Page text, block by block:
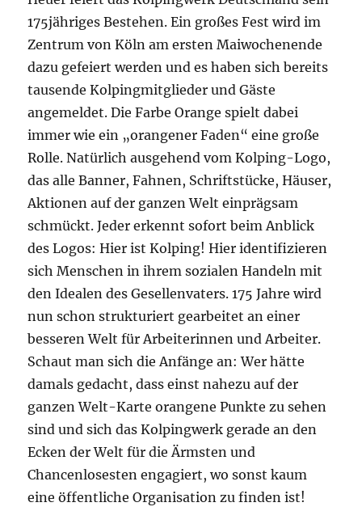
175jähriges Bestehen. Ein großes Fest wird im
Zentrum von Köln am ersten Maiwochenende
dazu gefeiert werden und es haben sich bereits
tausende Kolpingmitglieder und Gäste
angemeldet. Die Farbe Orange spielt dabei
immer wie ein „orangener Faden“ eine große
Rolle. Natürlich ausgehend vom Kolping-Logo,
das alle Banner, Fahnen, Schriftstücke, Häuser,
Aktionen auf der ganzen Welt einprägsam
schmückt. Jeder erkennt sofort beim Anblick
des Logos: Hier ist Kolping! Hier identifizieren
sich Menschen in ihrem sozialen Handeln mit
den Idealen des Gesellenvaters. 175 Jahre wird
nun schon strukturiert gearbeitet an einer
besseren Welt für Arbeiterinnen und Arbeiter.
Schaut man sich die Anfänge an: Wer hätte
damals gedacht, dass einst nahezu auf der
ganzen Welt-Karte orangene Punkte zu sehen
sind und sich das Kolpingwerk gerade an den
Ecken der Welt für die Ärmsten und
Chancenlosesten engagiert, wo sonst kaum
eine öffentliche Organisation zu finden ist!